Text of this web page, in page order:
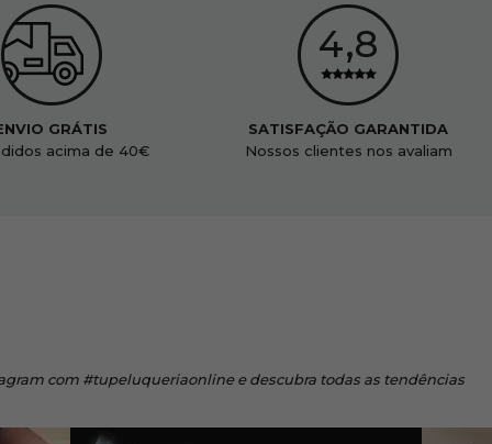
GRÁTIS
acima de 40€
SATISFAÇÃO GARANTIDA
Nossos clientes nos avaliam
com #tupeluqueriaonline e descubra todas as tendências